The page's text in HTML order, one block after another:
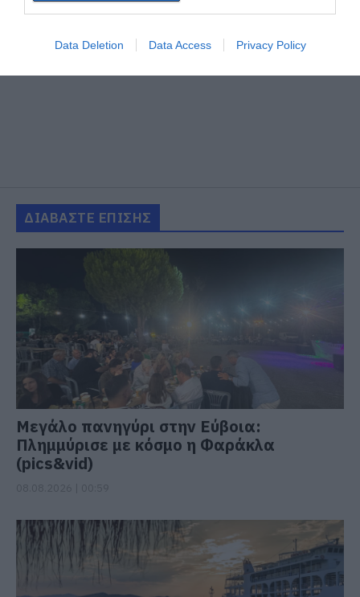
Data Deletion Data Access Privacy Policy
ΔΙΑΒΑΣΤΕ ΕΠΙΣΗΣ
Μεγάλο πανηγύρι στην Εύβοια:
Πλημμύρισε με κόσμο η Φαράκλα
(pics&vid)